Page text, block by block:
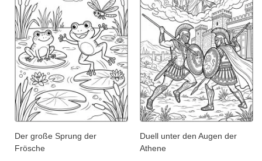
Der große Sprung der
Frösche
Duell unter den Augen der
Athene